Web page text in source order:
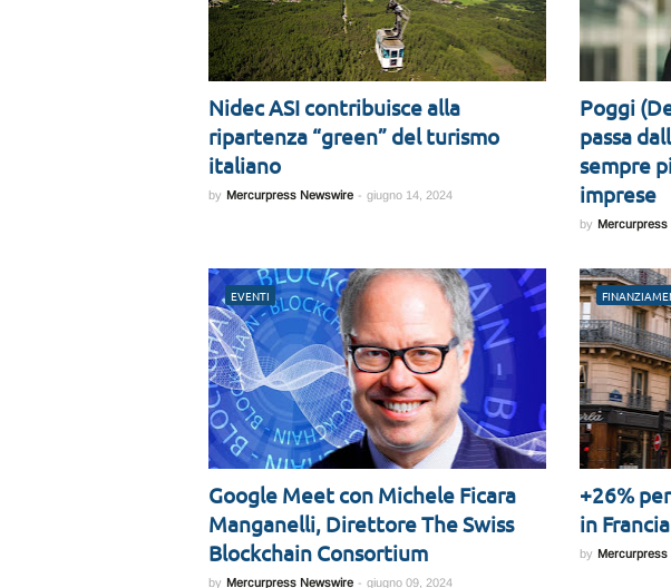
Nidec ASI contribuisce alla
ripartenza “green” del turismo
italiano
by Mercurpress Newswire - giugno 14, 2024
Poggi
passa
sempre
imprese
by Mercurpress
EVENTI
Google Meet con Michele Ficara
Manganelli, Direttore The Swiss
Blockchain Consortium
by Mercurpress Newswire - giugno 09, 2024
+26%
in
by Mercurpress